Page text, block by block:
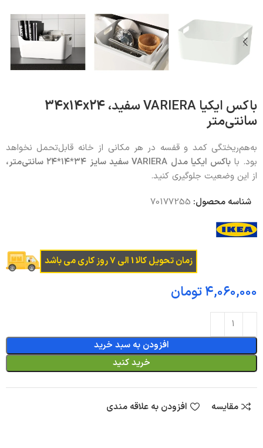
باکس ایکیا VARIERA سفید، 34x14x24
سانتی‌متر
به‌هم‌ریختگی کمد و قفسه در هر مکانی از خانه قابل‌تحمل نخواهد
بود. با باکس ایکیا مدل VARIERAسفید سایز ۳۴*۱۴*۲۴ سانتی‌متر،
از این وضعیت جلوگیری کنید.
شناسه محصول: 70177255
زمان تحویل کالا 1 الی 7 روز کاری می باشد
تومان
افزودن به سبد خرید
خرید کنید
مقایسه افزودن به علاقه مندی